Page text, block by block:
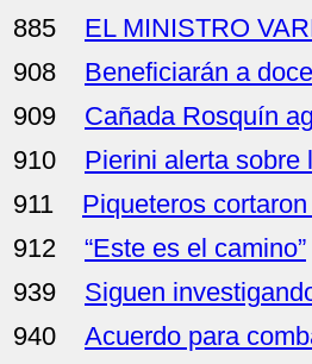
885
EL MINISTRO
908
Beneficiarán a
909
Cañada Rosquín
910
Pierini alerta sobre
911
Piqueteros
912
“Este es el camino”
939
Siguen
940
Acuerdo para